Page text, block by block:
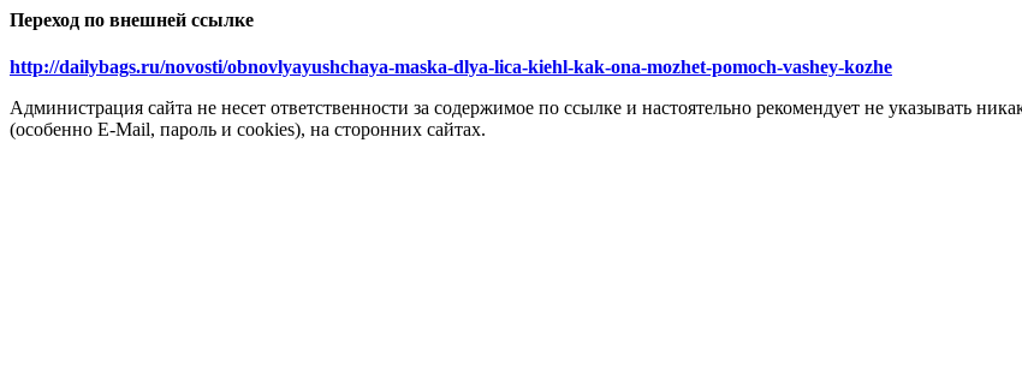
Переход по внешней ссылке
http://dailybags.ru/novosti/obnovlyayushchaya-maska-dlya-lica-kiehl-kak-ona-mozhet-pomoch-vashey-kozhe
Администрация сайта не несет ответственности за содержимое по ссылке и настоятельно рекомендует не указывать
(особенно E-Mail, пароль и cookies), на сторонних сайтах.